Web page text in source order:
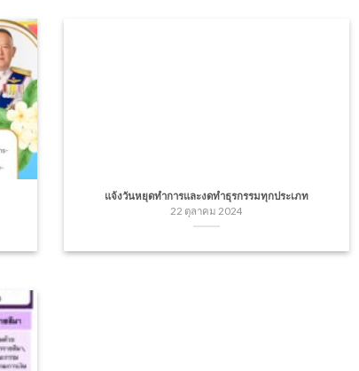
แจ้งวันหยุดทำการและงดทำธุรกรรมทุกประเภท
22 ตุลาคม 2024